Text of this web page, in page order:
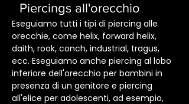
Piercings all'orecchio
Eseguiamo tutti i tipi di piercing alle
orecchie, come helix, forward helix,
daith, rook, conch, industrial, tragus,
ecc. Eseguiamo anche piercing al lobo
inferiore dell'orecchio per bambini in
presenza di un genitore e piercing
all'elice per adolescenti, ad esempio,